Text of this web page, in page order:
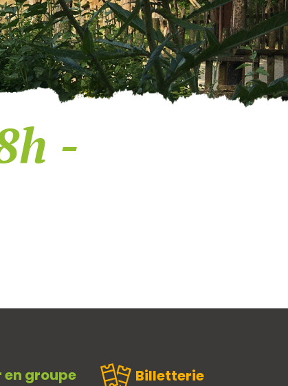
-
en groupe Billetterie